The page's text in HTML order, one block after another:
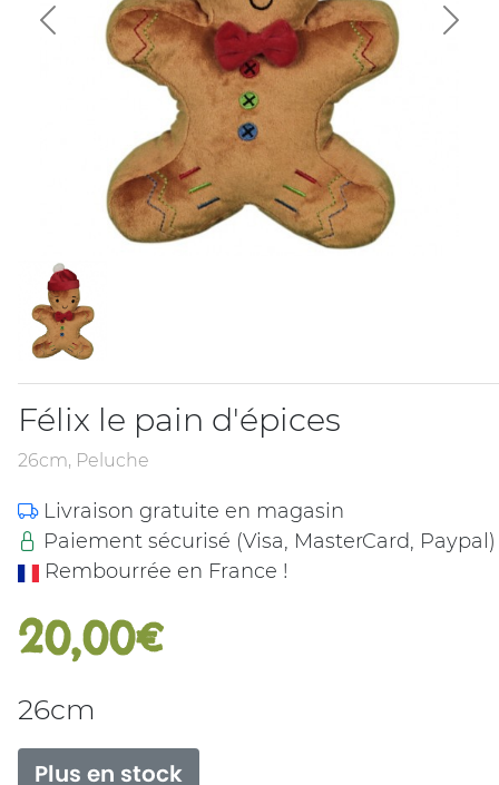
Previous Next
Félix le pain d'épices
26cm, Peluche
Livraison gratuite en magasin
Paiement sécurisé (Visa, MasterCard, Paypal)
Rembourrée en France !
20,00€
26cm
Plus en stock